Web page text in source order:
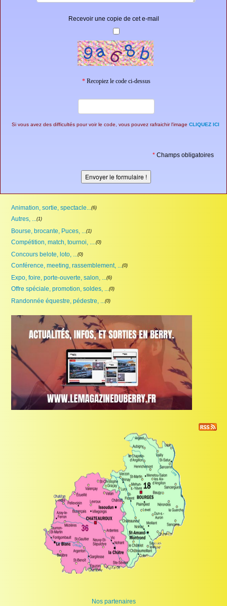
Recevoir une copie de cet e-mail
*Recopiez le code ci-dessus
Si vous avez des difficultés pour voir le code, vous pouvez rafraichir l'image CLIQUEZ ICI
* Champs obligatoires
Animation, sortie, spectacle...(6)
Autres, ...(1)
Bourse, brocante, Puces, ...(1)
Compétition, match, tournoi, ....(0)
Concours belote, loto, ...(0)
Conférence, meeting, rassemblement, ...(0)
Expo, foire, porte-ouverte, salon, ...(6)
Offre spéciale, promotion, soldes, ...(0)
Randonnée équestre, pédestre, ...(0)
Nos partenaires